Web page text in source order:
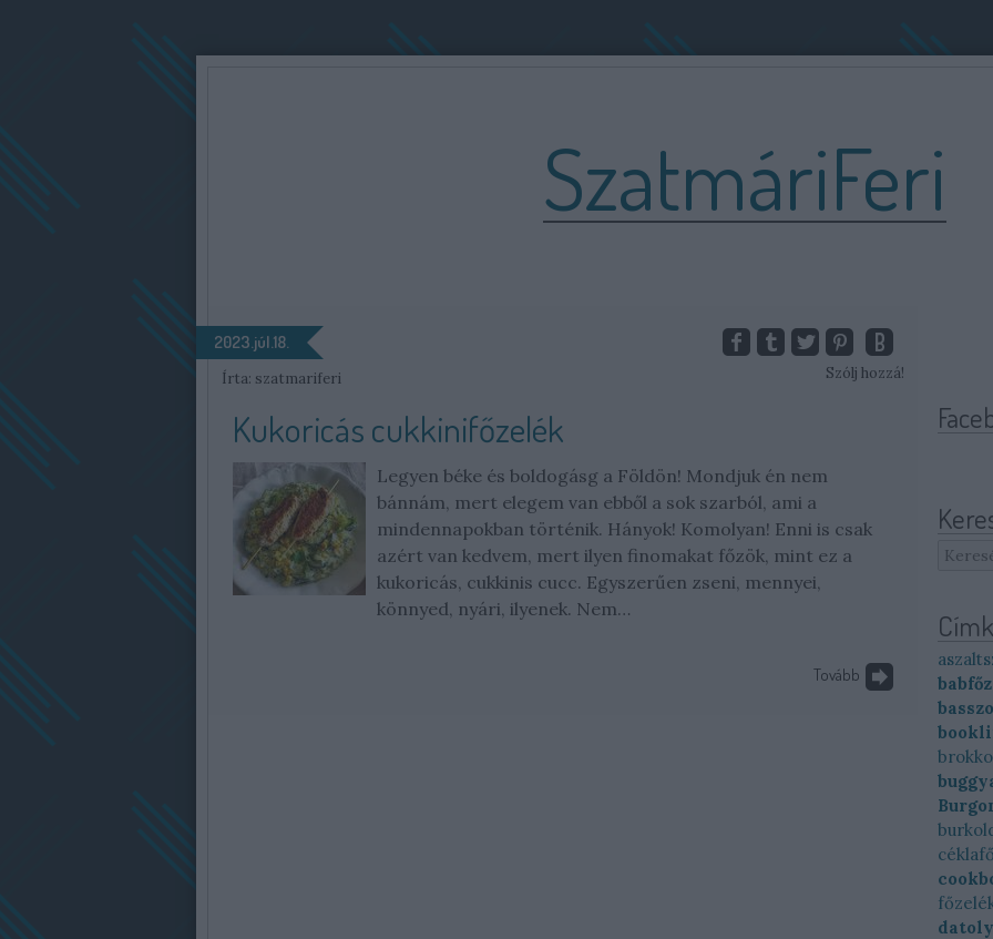
SzatmáriFeri
2023.júl.18.
Írta: szatmariferi Szólj hozzá!
Kukoricás cukkinifőzelék
Legyen béke és boldogásg a Földön! Mondjuk én nem
bánnám, mert elegem van ebből a sok szarból, ami a
mindennapokban történik. Hányok! Komolyan! Enni is csak
azért van kedvem, mert ilyen finomakat főzök, mint ez a
kukoricás, cukkinis cucc. Egyszerűen zseni, mennyei,
könnyed, nyári, ilyenek. Nem…
Tovább